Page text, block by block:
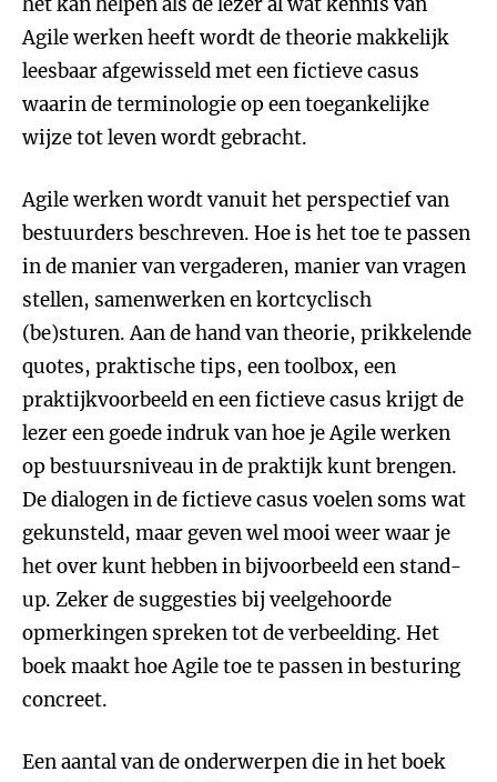
Agile werken heeft wordt de theorie makkelijk
leesbaar afgewisseld met een fictieve casus
waarin de terminologie op een toegankelijke
wijze tot leven wordt gebracht.
Agile werken wordt vanuit het perspectief van
bestuurders beschreven. Hoe is het toe te passen
in de manier van vergaderen, manier van vragen
stellen, samenwerken en kortcyclisch
(be)sturen. Aan de hand van theorie, prikkelende
quotes, praktische tips, een toolbox, een
praktijkvoorbeeld en een fictieve casus krijgt de
lezer een goede indruk van hoe je Agile werken
op bestuursniveau in de praktijk kunt brengen.
De dialogen in de fictieve casus voelen soms wat
gekunsteld, maar geven wel mooi weer waar je
het over kunt hebben in bijvoorbeeld een stand-
up. Zeker de suggesties bij veelgehoorde
opmerkingen spreken tot de verbeelding. Het
boek maakt hoe Agile toe te passen in besturing
concreet.
Een aantal van de onderwerpen die in het boek